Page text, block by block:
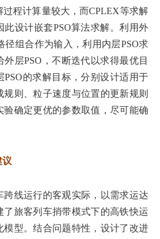
过程计算量较大，而CPLEX等求解
此设计嵌套PSO算法求解。利用外
径组合作为输入，利用内层PSO求
层PSO，不断迭代以求得最优目
PSO的求解目标，分别设计适用于
则、粒子速度与位置的更新规则
验确定更优的参数取值，尽可能确
议
跨线运行的客观实际，以需求运达
了旅客列车捎带模式下的高铁快运
模型。结合问题特性，设计了改进